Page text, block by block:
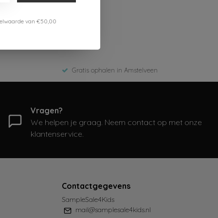
Gratis ophalen in Amstelveen
Vragen?
We helpen je graag. Neem contact op met onze
klantenservice.
Contactgegevens
SampleSale4Kids
mail@samplesale4kids.nl
van €50,00